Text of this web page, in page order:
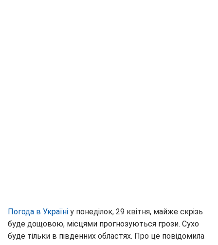
Погода в Україні у понеділок, 29 квітня, майже скрізь
буде дощовою, місцями прогнозуються грози. Сухо
буде тільки в південних областях. Про це повідомила